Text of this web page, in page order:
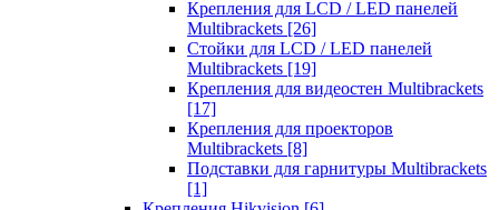
Крепления для LCD / LED панелей
Multibrackets [26]
Стойки для LCD / LED панелей
Multibrackets [19]
Крепления для видеостен Multibrackets
[17]
Крепления для проекторов
Multibrackets [8]
Подставки для гарнитуры Multibrackets
[1]